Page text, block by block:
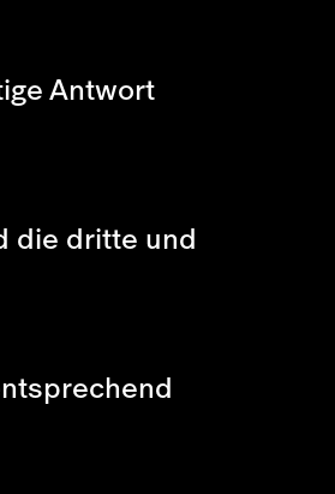
Antwort
die dritte und